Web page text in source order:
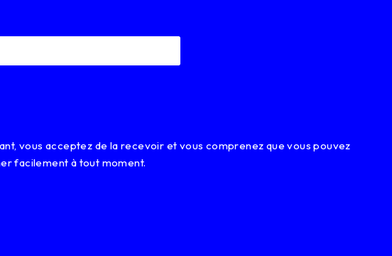
vous acceptez de la recevoir et vous comprenez que vous pouvez
facilement à tout moment.